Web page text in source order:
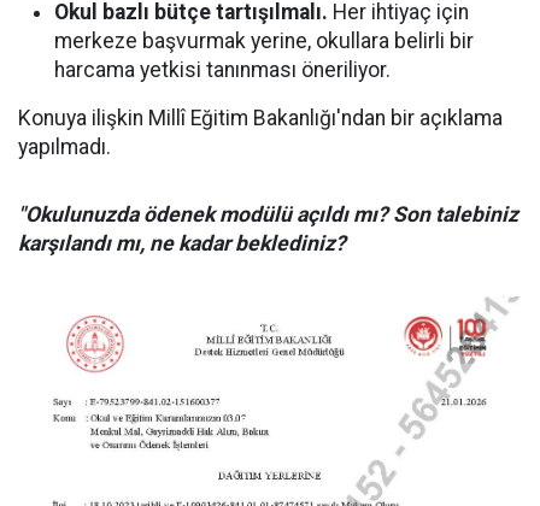
Okul bazlı bütçe tartışılmalı. Her ihtiyaç için
merkeze başvurmak yerine, okullara belirli bir
harcama yetkisi tanınması öneriliyor.
Konuya ilişkin Millî Eğitim Bakanlığı'ndan bir açıklama
yapılmadı.
"Okulunuzda ödenek modülü açıldı mı? Son talebiniz
karşılandı mı, ne kadar beklediniz?